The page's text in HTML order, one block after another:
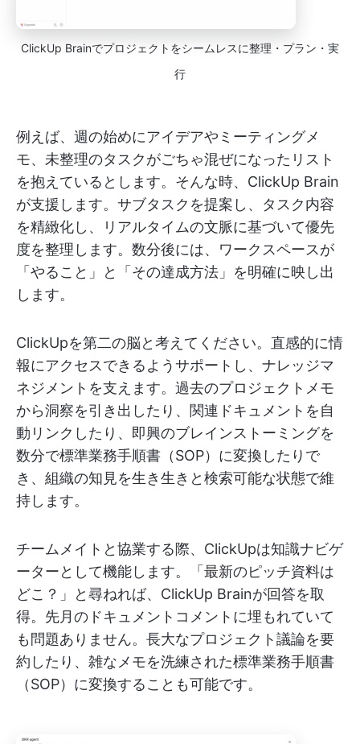
ClickUp Brainでプロジェクトをシームレスに整理・プラン・実
行
例えば、週の始めにアイデアやミーティングメ
モ、未整理のタスクがごちゃ混ぜになったリスト
を抱えているとします。そんな時、ClickUp Brain
が支援します。サブタスクを提案し、タスク内容
を精緻化し、リアルタイムの文脈に基づいて優先
度を整理します。数分後には、ワークスペースが
「やること」と「その達成方法」を明確に映し出
します。
ClickUpを第二の脳と考えてください。直感的に情
報にアクセスできるようサポートし、ナレッジマ
ネジメントを支えます。過去のプロジェクトメモ
から洞察を引き出したり、関連ドキュメントを自
動リンクしたり、即興のブレインストーミングを
数分で標準業務手順書（SOP）に変換したりで
き、組織の知見を生き生きと検索可能な状態で維
持します。
チームメイトと協業する際、ClickUpは知識ナビゲ
ーターとして機能します。「最新のピッチ資料は
どこ？」と尋ねれば、ClickUp Brainが回答を取
得。先月のドキュメントコメントに埋もれていて
も問題ありません。長大なプロジェクト議論を要
約したり、雑なメモを洗練された標準業務手順書
（SOP）に変換することも可能です。